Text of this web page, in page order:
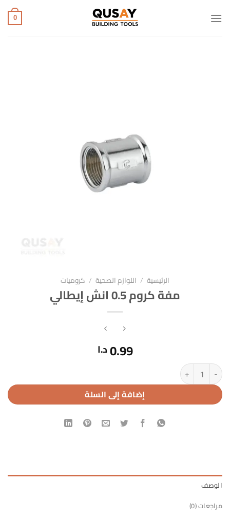
للمحتوى
0
الرئيسية / اللوازم الصحية / كروميات
مفة كروم 0.5 انش إيطالي
0.99د.ا
كمية مفة كروم 0.5 انش إيطالي
إضافة إلى السلة
الوصف
مراجعات (0)